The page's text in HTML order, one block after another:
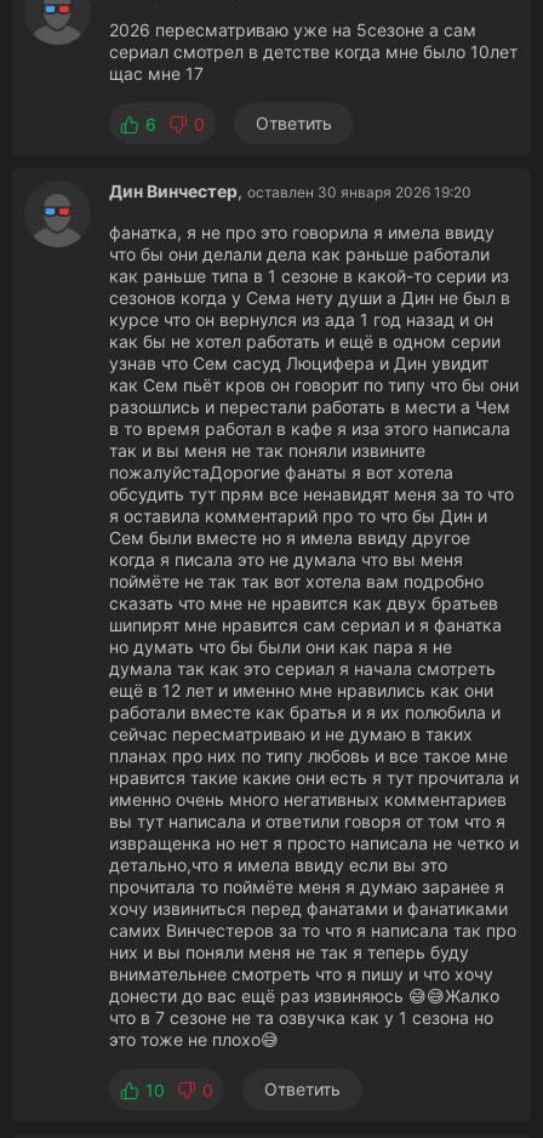
2026 пересматриваю уже на 5сезоне а сам
сериал смотрел в детстве когда мне было 10лет
щас мне 17
6 0 Ответить
Дин Винчестер, оставлен 30 января 2026 19:20
фанатка, я не про это говорила я имела ввиду
что бы они делали дела как раньше работали
как раньше типа в 1 сезоне в какой-то серии из
сезонов когда у Сема нету души а Дин не был в
курсе что он вернулся из ада 1 год назад и он
как бы не хотел работать и ещё в одном серии
узнав что Сем сасуд Люцифера и Дин увидит
как Сем пьёт кров он говорит по типу что бы они
разошлись и перестали работать в мести а Чем
в то время работал в кафе я иза этого написала
так и вы меня не так поняли извините
пожалуйстаДорогие фанаты я вот хотела
обсудить тут прям все ненавидят меня за то что
я оставила комментарий про то что бы Дин и
Сем были вместе но я имела ввиду другое
когда я писала это не думала что вы меня
поймёте не так так вот хотела вам подробно
сказать что мне не нравится как двух братьев
шипирят мне нравится сам сериал и я фанатка
но думать что бы были они как пара я не
думала так как это сериал я начала смотреть
ещё в 12 лет и именно мне нравились как они
работали вместе как братья и я их полюбила и
сейчас пересматриваю и не думаю в таких
планах про них по типу любовь и все такое мне
нравится такие какие они есть я тут прочитала и
именно очень много негативных комментариев
вы тут написала и ответили говоря от том что я
извращенка но нет я просто написала не четко и
детально,что я имела ввиду если вы это
прочитала то поймёте меня я думаю заранее я
хочу извиниться перед фанатами и фанатиками
самих Винчестеров за то что я написала так про
них и вы поняли меня не так я теперь буду
внимательнее смотреть что я пишу и что хочу
донести до вас ещё раз извиняюсь 😅😅Жалко
что в 7 сезоне не та озвучка как у 1 сезона но
это тоже не плохо😅
10 0 Ответить